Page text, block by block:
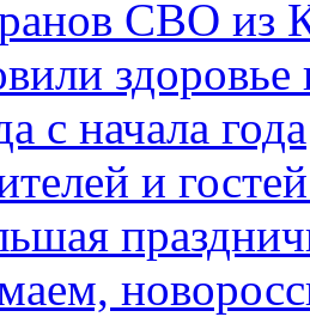
СВО из
с начала года
и